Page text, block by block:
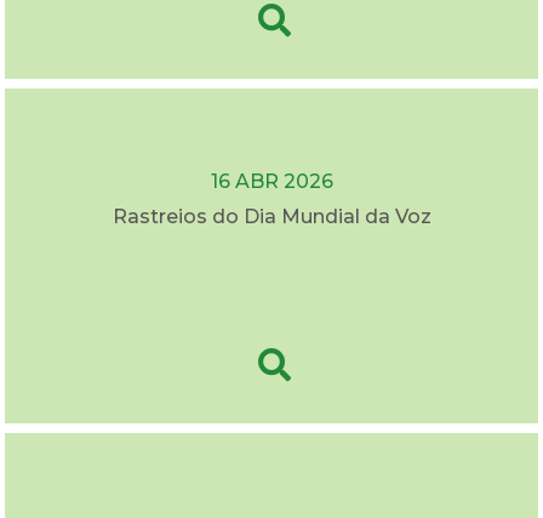
16 ABR 2026
Rastreios do Dia Mundial da Voz